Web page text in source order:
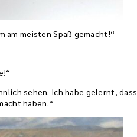
am meisten Spaß gemacht!“
sehen. Ich habe gelernt, dass
haben.“